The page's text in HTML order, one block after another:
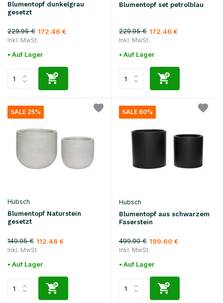
Blumentopf dunkelgrau
gesetzt
229.95 € 172.46 €
Inkl. MwSt.
• Auf Lager
Blumentopf set petrolblau
229.95 € 172.46 €
Inkl. MwSt.
• Auf Lager
SALE 25%
Hubsch
Blumentopf Naturstein
gesetzt
149.95 € 112.46 €
Inkl. MwSt.
• Auf Lager
SALE 60%
Hubsch
Blumentopf aus schwarzem
Faserstein
499.00 € 199.60 €
Inkl. MwSt.
• Auf Lager